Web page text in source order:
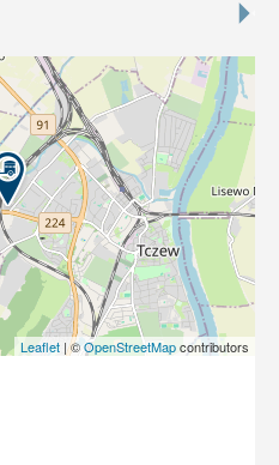
Leaflet | ©OpenStreetMapcontributors